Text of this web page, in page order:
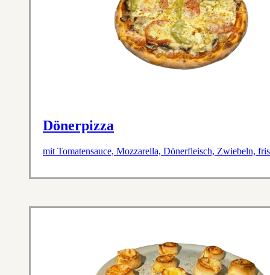
Dönerpizza
mit Tomatensauce, Mozzarella, Dönerfleisch, Zwiebeln,